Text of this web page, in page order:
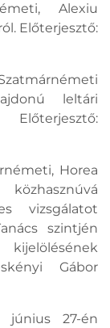
Alexiu
Előterjesztő:
leltári
Horea
vizsgálatot
szintjén
Gábor
június 27-én